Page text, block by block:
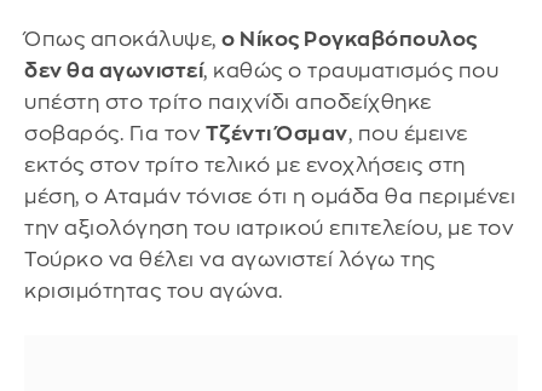
Όπως αποκάλυψε, ο Νίκος Ρογκαβόπουλος
δεν θα αγωνιστεί, καθώς ο τραυματισμός που
υπέστη στο τρίτο παιχνίδι αποδείχθηκε
σοβαρός. Για τον Τζέντι Όσμαν, που έμεινε
εκτός στον τρίτο τελικό με ενοχλήσεις στη
μέση, ο Αταμάν τόνισε ότι η ομάδα θα περιμένει
την αξιολόγηση του ιατρικού επιτελείου, με τον
Τούρκο να θέλει να αγωνιστεί λόγω της
κρισιμότητας του αγώνα.